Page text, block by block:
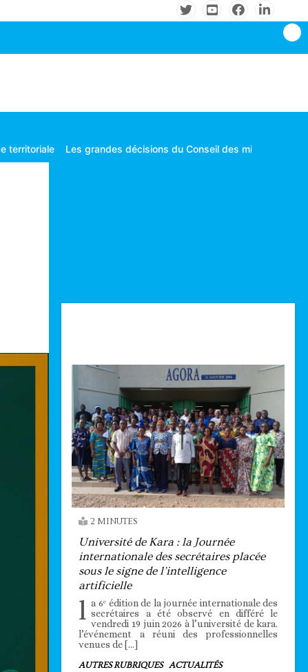
Les grandes décisions du Conseil des ministres tenu le mardi 04
2 MINUTES
Université de Kara : la Journée
internationale des secrétaires placée
sous le signe de l’intelligence
artificielle
l a 6ᵉ édition de la journée internationale des
secrétaires a été observé en différé le
vendredi 19 juin 2026 à l’université de kara.
l’événement a réuni des professionnelles
venues de […]
AUTRES RUBRIQUES ACTUALITÉS